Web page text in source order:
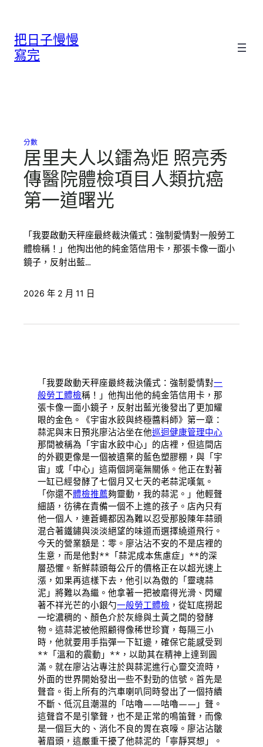
把日子慢慢
寫完
分數
居里夫人以鐳為炬 照亮秀
傳醫院體檢項目人類抗癌
第一道曙光
「我要啟動天秤座最終裁決儀式：強制愛情對一般勞工
體檢稱！」他掏出他的純金箔信用卡，那張卡像一面小
鏡子，反射出藍…
2026 年 2 月 11 日
「我要啟動天秤座最終裁決儀式：強制愛情對一
般勞工體檢稱！」他掏出他的純金箔信用卡，那
張卡像一面小鏡子，反射出藍光後發出了更加耀
眼的金色。《宇宙水餃與終極醬料師》第一章：
蒜泥與末日預兆廖沾沾坐在他巡迴健康管理中心
那間被稱為「宇宙水餃中心」的店裡，但這間店
的外觀更像是一個被遺棄的藍色塑膠棚，與「宇
宙」或「中心」這兩個詞毫無關係。他正在對著
一缸已經發酵了七個月又七天的老蒜泥嘆氣。
「你還不體檢推薦夠靈動，我的蒜泥。」他輕聲
細語，彷彿在責備一個不上進的孩子。店內只有
他一個人，連蒼蠅都因為難以忍受那股陳年蒜頭
混合著鐵鏽與淡淡絕望的味道而選擇繞道飛行。
今天的營業額是：零。廖沾沾不安的不是店裡的
生意，而是他對**「蒜泥成本焦慮症」**的深
層恐懼。新鮮蒜頭每公斤的價格正在以超光速上
漲，如果再這樣下去，他引以為傲的「靈魂蒜
泥」將難以為繼。他拿著一把被磨得光滑、閃耀
著不祥光芒的小銀勺一般勞工體檢 ，從缸底撈起
一坨濃稠的、顏色介於灰綠與土黃之間的發酵
物。這蒜泥被他照顧得像稀世珍寶，每隔三小
時，他就要用手指彈一下缸邊，確保它能感受到
**「溫和的震動」**，以助其在精神上達到圓
滿。就在廖沾沾專注於與蒜泥進行心靈交流時，
外面的世界開始發出一些不對勁的信號。首先是
聲音。街上所有的汽車喇叭同時發出了一個持續
不斷、低沉且潮濕的「咕嚕——咕嚕——」聲。
這聲音不是引擎聲，也不是正常的鳴笛聲，而像
是一個巨大的、消化不良的胃在哀嚎。廖沾沾皺
著眉頭，這嚴重干擾了他蒜泥的「寧靜冥想」。